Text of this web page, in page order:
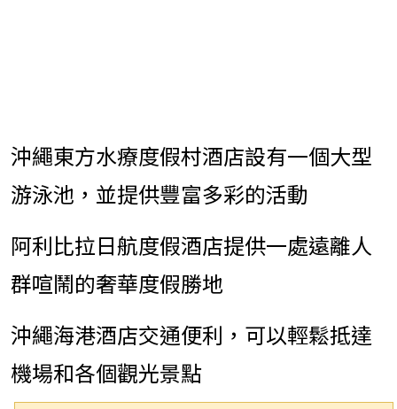
鉅聞天下使用Cookies來改善您的瀏覽體驗, 請確定
您同意及接受我們的私隱政策與使用條款才繼續瀏
覽。 了解更多
知道了!
阿利比拉日航度假酒店提供一處遠離人
群喧鬧的奢華度假勝地
沖繩海港酒店交通便利，可以輕鬆抵達
機場和各個觀光景點
東京2025年5月20日 -- Hotel
Management Japan Co., Ltd.（代表取